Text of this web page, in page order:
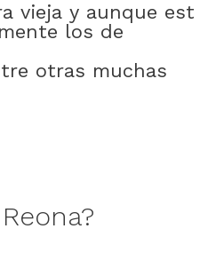
vieja y aunque est
los de
otras muchas
?